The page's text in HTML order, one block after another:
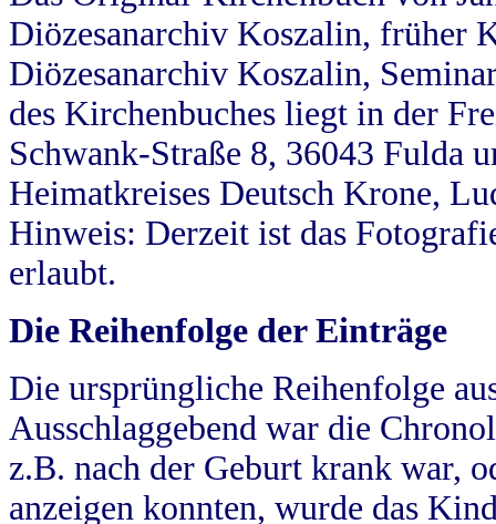
Diözesanarchiv Koszalin, früher
Diözesanarchiv Koszalin,
des Kirchenbuches liegt in der
Schwank-Straße 8, 36043 Fulda
Heimatkreises Deutsch Krone,
Hinweis: Derzeit ist das
erlaubt.
Die Reihenfolge der Einträge
Die ursprüngliche Reihenfolge
Ausschlaggebend war die
z.B. nach der Geburt krank war,
anzeigen konnten, wurde das